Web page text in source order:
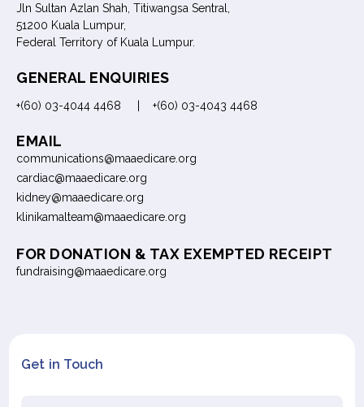
Jln Sultan Azlan Shah, Titiwangsa Sentral,
51200 Kuala Lumpur,
Federal Territory of Kuala Lumpur.
GENERAL ENQUIRIES
+(60) 03-4044 4468 | +(60) 03-4043 4468
EMAIL
communications@maaedicare.org
cardiac@maaedicare.org
kidney@maaedicare.org
klinikamalteam@maaedicare.org
FOR DONATION & TAX EXEMPTED RECEIPT
fundraising@maaedicare.org
Get in Touch